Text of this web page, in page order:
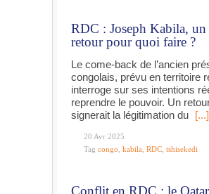
RDC : Joseph Kabila, un
retour pour quoi faire ?
Le come-back de l’ancien
congolais, prévu en territoire
interroge sur ses intentions
reprendre le pouvoir. Un
signerait la légitimation du [...]
20 Avr 2025
Tag congo kabila RDC tshisekedi
Conflit en RDC : le Qatar